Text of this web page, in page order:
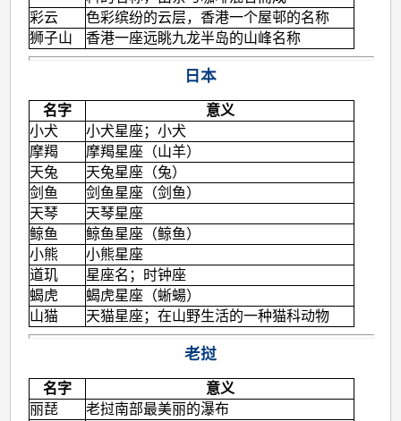
彩云
色彩缤纷的云层，香港一个屋邨的名称
狮子山
香港一座远眺九龙半岛的山峰名称
日本
名字
意义
小犬
小犬星座；小犬
摩羯
摩羯星座（山羊）
天兔
天兔星座（兔）
剑鱼
剑鱼星座（剑鱼）
天琴
天琴星座
鲸鱼
鲸鱼星座（鲸鱼）
小熊
小熊星座
道玑
星座名；时钟座
蝎虎
蝎虎星座（蜥蝪）
山猫
天猫星座；在山野生活的一种猫科动物
老挝
名字
意义
丽琵
老挝南部最美丽的瀑布